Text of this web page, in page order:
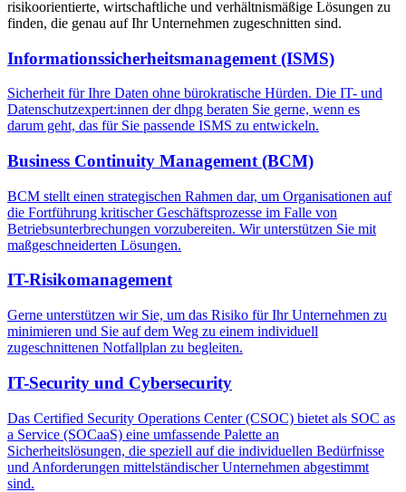
risikoorientierte, wirtschaftliche und verhältnismäßige Lösungen zu
finden, die genau auf Ihr Unternehmen zugeschnitten sind.
Informationssicherheitsmanagement (ISMS)
Sicherheit für Ihre Daten ohne bürokratische Hürden. Die IT- und
Datenschutzexpert:innen der dhpg beraten Sie gerne, wenn es
darum geht, das für Sie passende ISMS zu entwickeln.
Business Continuity Management (BCM)
BCM stellt einen strategischen Rahmen dar, um Organisationen auf
die Fortführung kritischer Geschäftsprozesse im Falle von
Betriebsunterbrechungen vorzubereiten. Wir unterstützen Sie mit
maßgeschneiderten Lösungen.
IT-Risikomanagement
Gerne unterstützen wir Sie, um das Risiko für Ihr Unternehmen zu
minimieren und Sie auf dem Weg zu einem individuell
zugeschnittenen Notfallplan zu begleiten.
IT-Security und Cybersecurity
Das Certified Security Operations Center (CSOC) bietet als SOC as
a Service (SOCaaS) eine umfassende Palette an
Sicherheitslösungen, die speziell auf die individuellen Bedürfnisse
und Anforderungen mittelständischer Unternehmen abgestimmt
sind.